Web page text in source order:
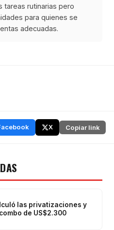
tareas rutinarias pero
para quienes se
adecuadas.
X Copiar link
las privatizaciones y
de US$2.300